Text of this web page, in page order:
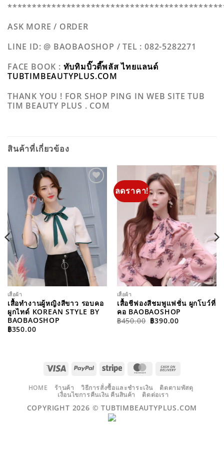
ASK MORE / ORDER
LINE ID: @ BAOBAOSHOP / TEL : 082-5282271
FACE BOOK : ทับทิมบิ๊วตี๊พลัส ไทยแลนด์
TUBTIMBEAUTYPLUS.COM
THANK YOU ! FOR SHOP PING IN WEB SITE TUB
TIM BEAUTY PLUS . COM
สินค้าที่เกี่ยวข้อง
ADD TO
WISHLIST
เสื้อผ้า
เสื้อทำงานผู้หญิงสีขาว รอบคอ
ผูกไทด์ KOREAN STYLE BY
BAOBAOSHOP
฿350.00
ลดราคา!
ADD TO
WISHLIST
เสื้อผ้า
เสื้อชีฟองสีชมพูแฟชั่น ผูกโบว์ที่
คอ BAOBAOSHOP
฿450.00 ORIGINAL
PRICE
฿390.00CURRENT
VISA PAYPALSTRIPE MASTERCARD
DELIVERY
HOME ร้านค้า วิธีการสั่งซื้อและชำระเงิน
ติดตามพัสดุ
เงื่อนไขการคืนเงิน คืนสินค้า
ติดต่อเรา
COPYRIGHT 2026 ©TUBTIMBEAUTYPLUS.COM